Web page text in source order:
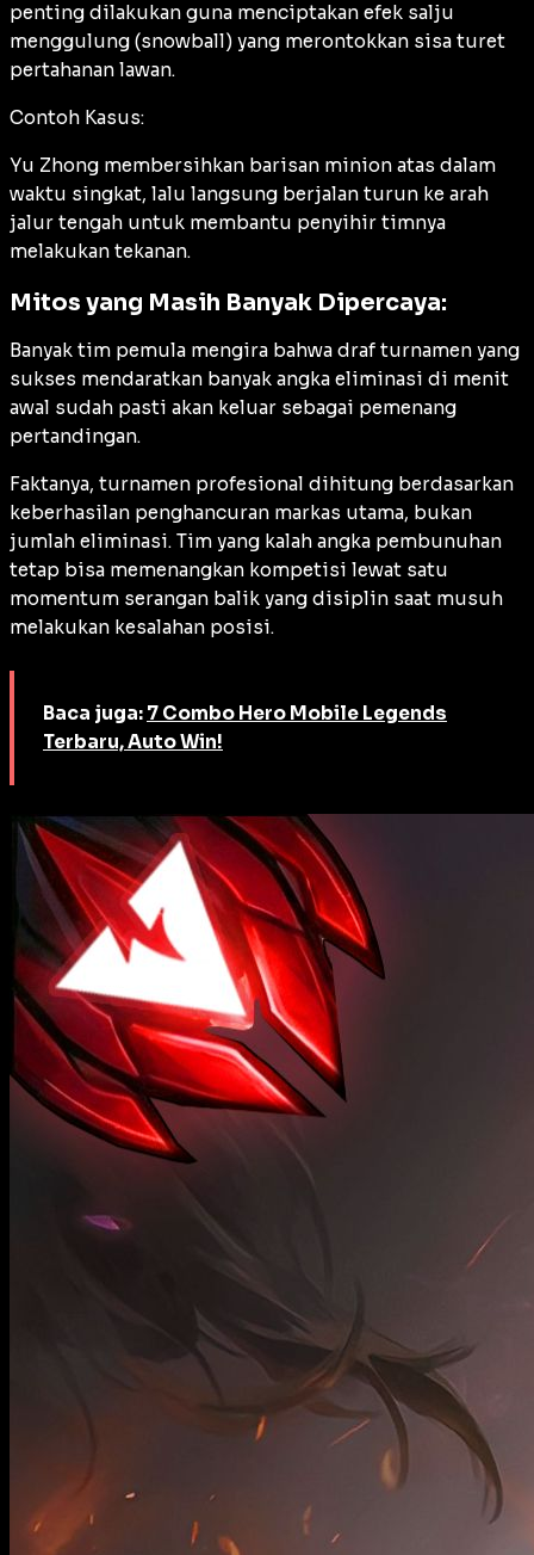
penting dilakukan guna menciptakan efek salju
menggulung (snowball) yang merontokkan sisa turet
pertahanan lawan.
Contoh Kasus:
Yu Zhong membersihkan barisan minion atas dalam
waktu singkat, lalu langsung berjalan turun ke arah
jalur tengah untuk membantu penyihir timnya
melakukan tekanan.
Mitos yang Masih Banyak Dipercaya:
Banyak tim pemula mengira bahwa draf turnamen yang
sukses mendaratkan banyak angka eliminasi di menit
awal sudah pasti akan keluar sebagai pemenang
pertandingan.
Faktanya, turnamen profesional dihitung berdasarkan
keberhasilan penghancuran markas utama, bukan
jumlah eliminasi. Tim yang kalah angka pembunuhan
tetap bisa memenangkan kompetisi lewat satu
momentum serangan balik yang disiplin saat musuh
melakukan kesalahan posisi.
Baca juga: 7 Combo Hero Mobile Legends
Terbaru, Auto Win!